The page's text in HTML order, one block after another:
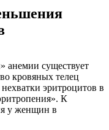
анемии существует
кровяных телец
эритроцитов в
К
у женщин в